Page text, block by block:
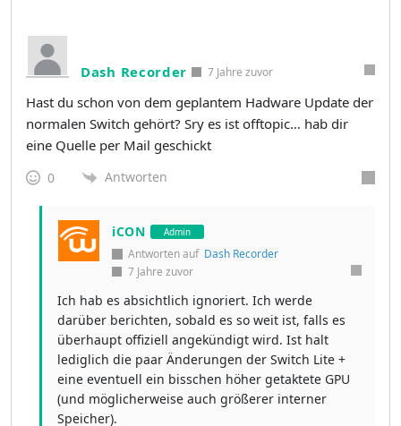
Dash Recorder 7 Jahre zuvor
Hast du schon von dem geplantem Hadware Update der
normalen Switch gehört? Sry es ist offtopic… hab dir
eine Quelle per Mail geschickt
0 Antworten
iCON Admin
Antworten auf Dash Recorder
7 Jahre zuvor
Ich hab es absichtlich ignoriert. Ich werde
darüber berichten, sobald es so weit ist, falls es
überhaupt offiziell angekündigt wird. Ist halt
lediglich die paar Änderungen der Switch Lite +
eine eventuell ein bisschen höher getaktete GPU
(und möglicherweise auch größerer interner
Speicher).